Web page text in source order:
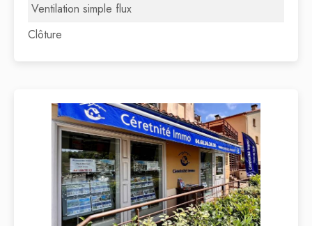
Ventilation simple flux
Clôture